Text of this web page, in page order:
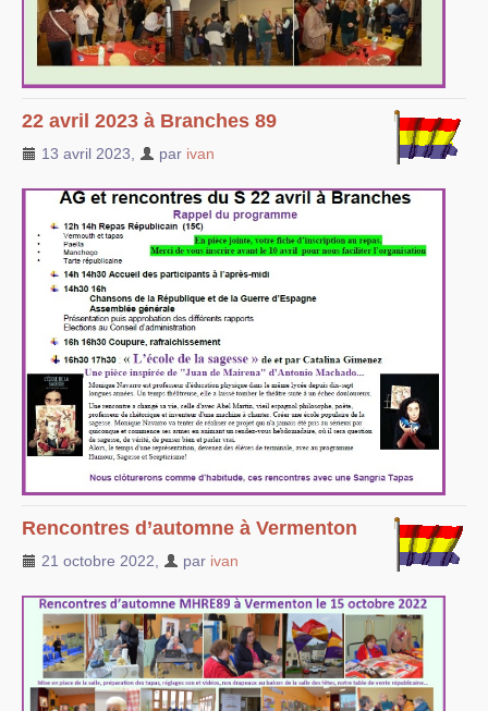
22 avril 2023 à Branches 89
13 avril 2023 par ivan
Rencontres d’automne à Vermenton
21 octobre 2022 par ivan